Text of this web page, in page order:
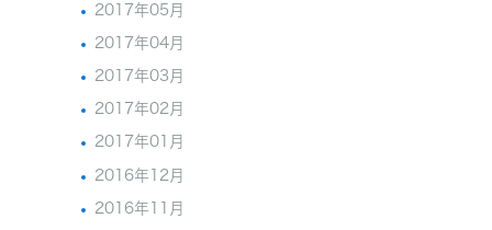
2017年05月
2017年04月
2017年03月
2017年02月
2017年01月
2016年12月
2016年11月